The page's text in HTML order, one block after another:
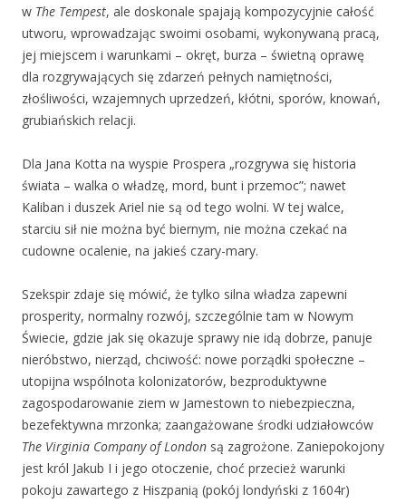
w The Tempest, ale doskonale spajają kompozycyjnie całość
utworu, wprowadzając swoimi osobami, wykonywaną pracą,
jej miejscem i warunkami – okręt, burza – świetną oprawę
dla rozgrywających się zdarzeń pełnych namiętności,
złośliwości, wzajemnych uprzedzeń, kłótni, sporów, knowań,
grubiańskich relacji.
Dla Jana Kotta na wyspie Prospera „rozgrywa się historia
świata – walka o władzę, mord, bunt i przemoc”; nawet
Kaliban i duszek Ariel nie są od tego wolni. W tej walce,
starciu sił nie można być biernym, nie można czekać na
cudowne ocalenie, na jakieś czary-mary.
Szekspir zdaje się mówić, że tylko silna władza zapewni
prosperity, normalny rozwój, szczególnie tam w Nowym
Świecie, gdzie jak się okazuje sprawy nie idą dobrze, panuje
nieróbstwo, nierząd, chciwość: nowe porządki społeczne –
utopijna wspólnota kolonizatorów, bezproduktywne
zagospodarowanie ziem w Jamestown to niebezpieczna,
bezefektywna mrzonka; zaangażowane środki udziałowców
The Virginia Company of London są zagrożone. Zaniepokojony
jest król Jakub I i jego otoczenie, choć przecież warunki
pokoju zawartego z Hiszpanią (pokój londyński z 1604r)